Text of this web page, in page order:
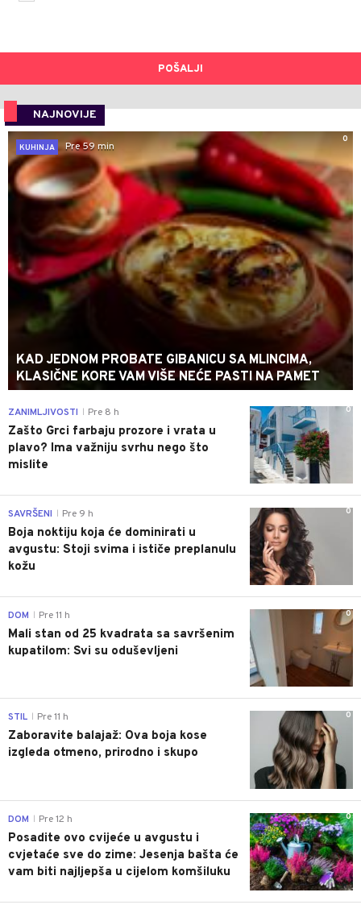
POŠALJI
NAJNOVIJE
0
KUHINJA
Pre 59 min
KAD JEDNOM PROBATE GIBANICU SA MLINCIMA,
KLASIČNE KORE VAM VIŠE NEĆE PASTI NA PAMET
0
ZANIMLJIVOSTI Pre 8 h
Zašto Grci farbaju prozore i vrata u
plavo? Ima važniju svrhu nego što
mislite
0
SAVRŠENI Pre 9 h
Boja noktiju koja će dominirati u
avgustu: Stoji svima i ističe preplanulu
kožu
0
DOM Pre 11 h
Mali stan od 25 kvadrata sa savršenim
kupatilom: Svi su oduševljeni
0
STIL Pre 11 h
Zaboravite balajaž: Ova boja kose
izgleda otmeno, prirodno i skupo
0
DOM Pre 12 h
Posadite ovo cvijeće u avgustu i
cvjetaće sve do zime: Jesenja bašta će
vam biti najljepša u cijelom komšiluku